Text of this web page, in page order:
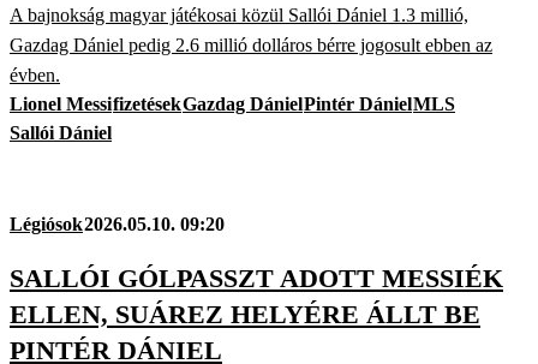
A bajnokság magyar játékosai közül Sallói Dániel 1.3 millió,
Gazdag Dániel pedig 2.6 millió dolláros bérre jogosult ebben az
évben.
Lionel MessifizetésekGazdag DánielPintér DánielMLS
Sallói Dániel
Légiósok2026.05.10. 09:20
SALLÓI GÓLPASSZT ADOTT MESSIÉK
ELLEN, SUÁREZ HELYÉRE ÁLLT BE
PINTÉR DÁNIEL